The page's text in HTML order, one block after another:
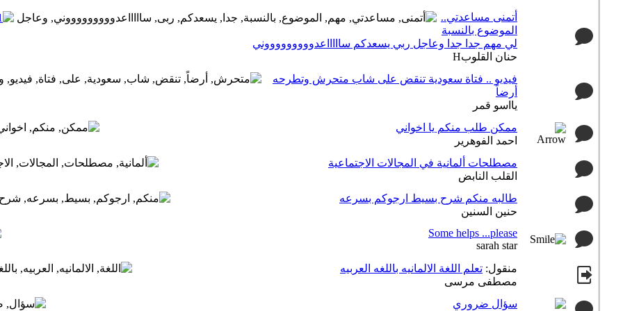
أتمنى مساعدتي..
الموضوع بالنسبة
لي مهم جدا جدا وعاجل ربي يسعدكم ساااااعدوووووووووني
حنان القلوبH
فيديو .. فتاة سعودية تنقض على شاب متحرش وتطرحه
أرضاً
يااسو قمر
ممكن طلب منكم يا اخواني
احمد الفوهرير
مصطلحات ألمانية في المجالات الاجتماعية
القلب النابض
طالبه منكم شرح بسيط ارجوكم بسرعه
حنين السنين
Some helps ...please
sarah star
منقول: تعلم اللغة الالمانيه باللغه العربيه
مصطفى مرسى
سؤال ضروري